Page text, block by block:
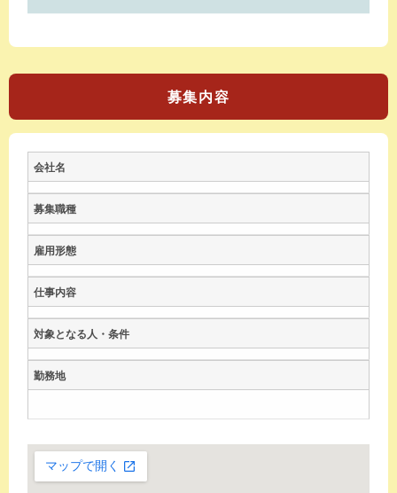
募集内容
会社名
募集職種
雇用形態
仕事内容
対象となる人・条件
勤務地